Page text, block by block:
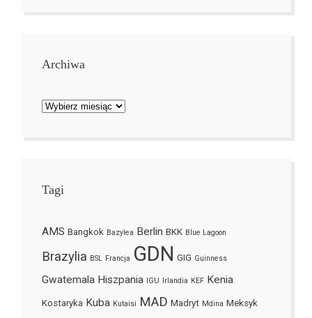
Archiwa
Archiwa
Tagi
AMS Bangkok Bazylea Berlin BKK Blue Lagoon
Brazylia BSL Francja GDN GIG Guinness
Gwatemala Hiszpania IGU Irlandia KEF Kenia
Kostaryka Kuba Kutaisi MAD Madryt Mdina Meksyk